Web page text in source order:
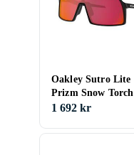
Oakley Sutro Lite
Prizm Snow Torch
1 692 kr